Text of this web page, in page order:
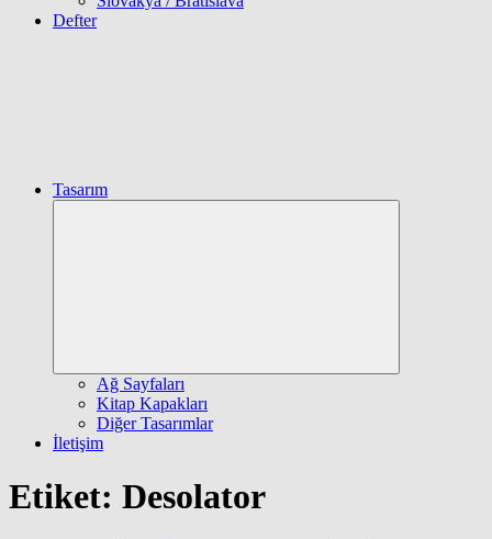
Defter
Tasarım
Ağ Sayfaları
Kitap Kapakları
Diğer Tasarımlar
İletişim
Etiket: Desolator